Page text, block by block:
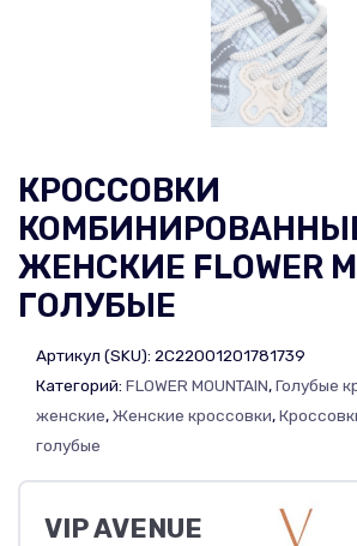
КРОССОВКИ
КОМБИНИРОВАННЫЕ
ЖЕНСКИЕ FLOWER
ГОЛУБЫЕ
Артикул (SKU): 2C22001201781739
Категорий: FLOWER MOUNTAIN,Голубые
женские,Женские кроссовки,
голубые
VIP AVENUE